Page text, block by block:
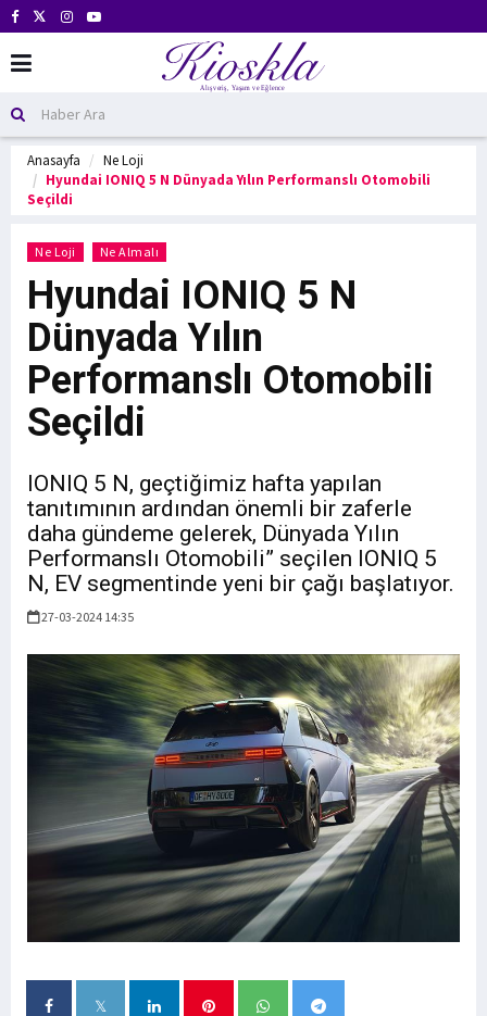
Anasayfa
Ne Loji
Hyundai IONIQ 5 N Dünyada Yılın Performanslı Otomobili
Seçildi
Ne Loji Ne Almalı
Hyundai IONIQ 5 N
Dünyada Yılın
Performanslı Otomobili
Seçildi
IONIQ 5 N, geçtiğimiz hafta yapılan
tanıtımının ardından önemli bir zaferle
daha gündeme gelerek, Dünyada Yılın
Performanslı Otomobili” seçilen IONIQ 5
N, EV segmentinde yeni bir çağı başlatıyor.
27-03-2024 14:35